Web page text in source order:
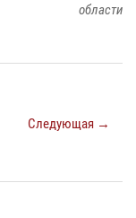
области
Следующая →